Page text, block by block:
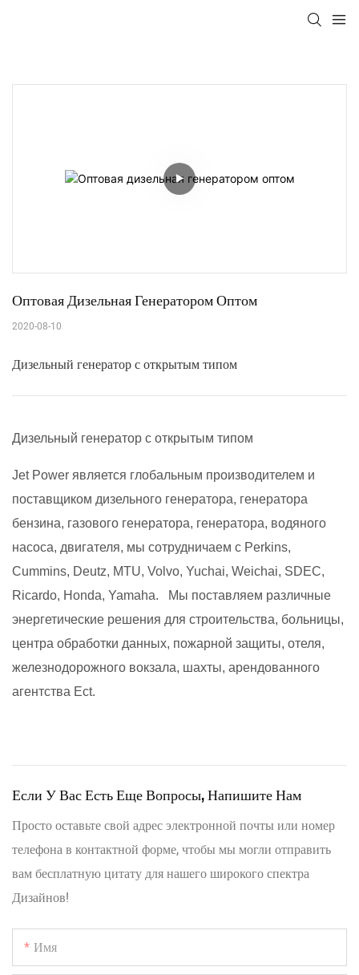
Оптовая Дизельная Генератором Оптом
2020-08-10
Дизельный генератор с открытым типом
Дизельный генератор с открытым типом
Jet Power является глобальным производителем и
поставщиком дизельного генератора, генератора
бензина, газового генератора, генератора, водяного
насоса, двигателя, мы сотрудничаем с Perkins,
Cummins, Deutz, MTU, Volvo, Yuchai, Weichai, SDEC,
Ricardo, Honda, Yamaha.
Мы поставляем различные
энергетические решения для строительства, больницы,
центра обработки данных, пожарной защиты, отеля,
железнодорожного вокзала, шахты, арендованного
агентства Ect.
Если У Вас Есть Еще Вопросы, Напишите Нам
Просто оставьте свой адрес электронной почты или номер
телефона в контактной форме, чтобы мы могли отправить
вам бесплатную цитату для нашего широкого спектра
Дизайнов!
Имя